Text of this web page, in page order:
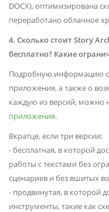
DOCX), оптимизирована
переработано облачное
4. Сколько стоит Story
бесплатно? Какие
Подробную информацию о
приложения, а также о
каждую из версий, можно
приложения.
Вкратце, если три версии:
- бесплатная, в которой
работы с текстами без
сценариев и без вшитых
- продвинутая, в которой
инструменты, такие как